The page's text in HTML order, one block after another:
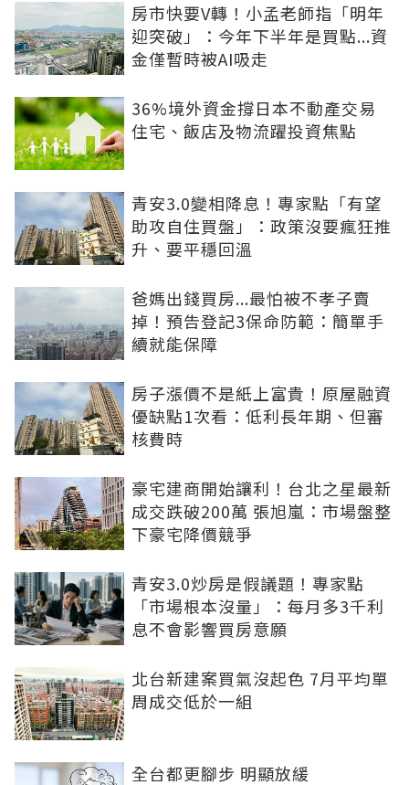
房市快要V轉！小孟老師指「明年
迎突破」：今年下半年是買點...資
金僅暫時被AI吸走
36%境外資金撐日本不動產交易
住宅、飯店及物流躍投資焦點
青安3.0變相降息！專家點「有望
助攻自住買盤」：政策沒要瘋狂推
升、要平穩回溫
爸媽出錢買房...最怕被不孝子賣
掉！預告登記3保命防範：簡單手
續就能保障
房子漲價不是紙上富貴！原屋融資
優缺點1次看：低利長年期、但審
核費時
豪宅建商開始讓利！台北之星最新
成交跌破200萬 張旭嵐：市場盤整
下豪宅降價競爭
青安3.0炒房是假議題！專家點
「市場根本沒量」：每月多3千利
息不會影響買房意願
北台新建案買氣沒起色 7月平均單
周成交低於一組
全台都更腳步 明顯放緩